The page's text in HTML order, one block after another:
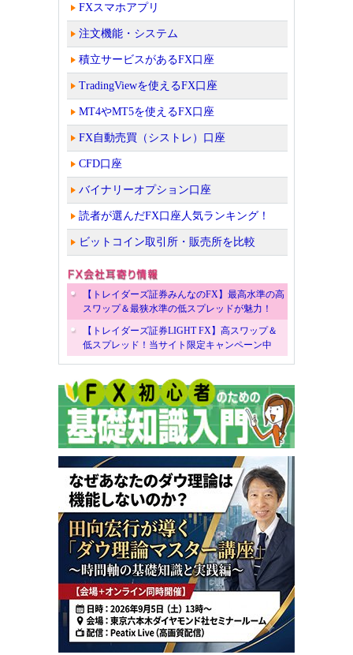
FXスマホアプリ
注文機能・システム
積立サービスがあるFX口座
TradingViewを使えるFX口座
MT4やMT5を使えるFX口座
FX自動売買（シストレ）口座
CFD口座
バイナリーオプション口座
読者が選んだFX口座人気ランキング！
ビットコイン取引所・販売所を比較
【トレイダーズ証券みんなのFX】最高水準の高
スワップ＆最狭水準の低スプレッドが魅力！
【トレイダーズ証券LIGHT FX】高スワップ＆
低スプレッド！当サイト限定キャンペーン中